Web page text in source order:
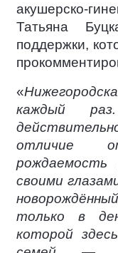
акушерско-
Татьяна
поддержки,
«
каждый
отличие
своими
только в
которой